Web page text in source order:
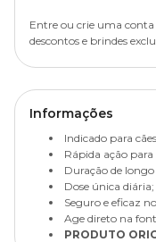
Entre ou crie uma
descontos e brindes
Informações
Indicado para
Rápida ação para
Duração de
Dose única diária;
Seguro e eficaz
Age direto na
PRODUTO